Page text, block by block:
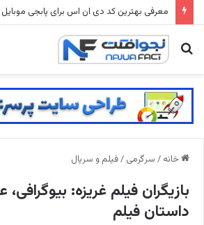
لیفت صورت بدون جراحی، با کانسیلر + بیوتی
جستجو
خانه / سرگرمی /فیلم و سریال
بازیگران فیلم غریزه:
داستان فیلم